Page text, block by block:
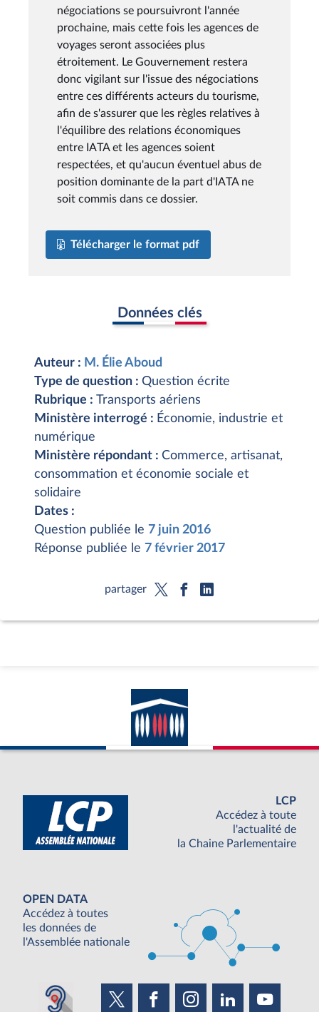
négociations se poursuivront l'année
prochaine, mais cette fois les agences de
voyages seront associées plus
étroitement. Le Gouvernement restera
donc vigilant sur l'issue des négociations
entre ces différents acteurs du tourisme,
afin de s'assurer que les règles relatives à
l'équilibre des relations économiques
entre IATA et les agences soient
respectées, et qu'aucun éventuel abus de
position dominante de la part d'IATA ne
soit commis dans ce dossier.
Télécharger le format pdf
Données clés
Auteur : M. Élie Aboud
Type de question : Question écrite
Rubrique : Transports aériens
Ministère interrogé : Économie, industrie et
numérique
Ministère répondant : Commerce, artisanat,
consommation et économie sociale et
solidaire
Dates :
Question publiée le 7 juin 2016
Réponse publiée le 7 février 2017
partager
LCP
Accédez à toute
l'actualité de
la Chaine Parlementaire
OPEN DATA
Accédez à toutes
les données de
l'Assemblée nationale